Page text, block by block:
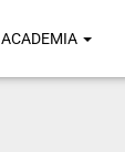
ACADEMIA